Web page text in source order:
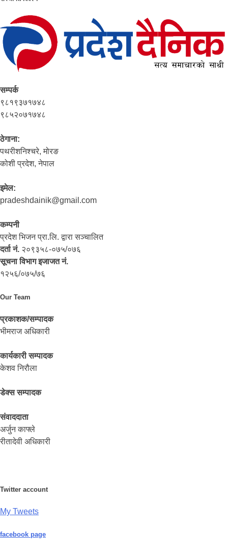
सम्पर्क
९८१९३७१७४८
९८५२०७१७४८
ठेगाना:
पथरीशनिश्‍चरे, मोरङ
कोशी प्रदेश, नेपाल
इमेल:
pradeshdainik@gmail.com
कम्पनी
प्रदेश भिजन प्रा.लि. द्वारा सञ्‍चालित
दर्ता नं. २०९३५८-०७५/०७६
सूचना विभाग इजाजत नं.
१२५६/०७५/७६
Our Team
प्रकाशक/सम्पादक
भीमराज अधिकारी
कार्यकारी सम्पादक
केशव निरौला
डेक्स सम्पादक
संवाददाता
अर्जुन काफ्ले
रीतादेवी अधिकारी
Twitter account
My Tweets
facebook page